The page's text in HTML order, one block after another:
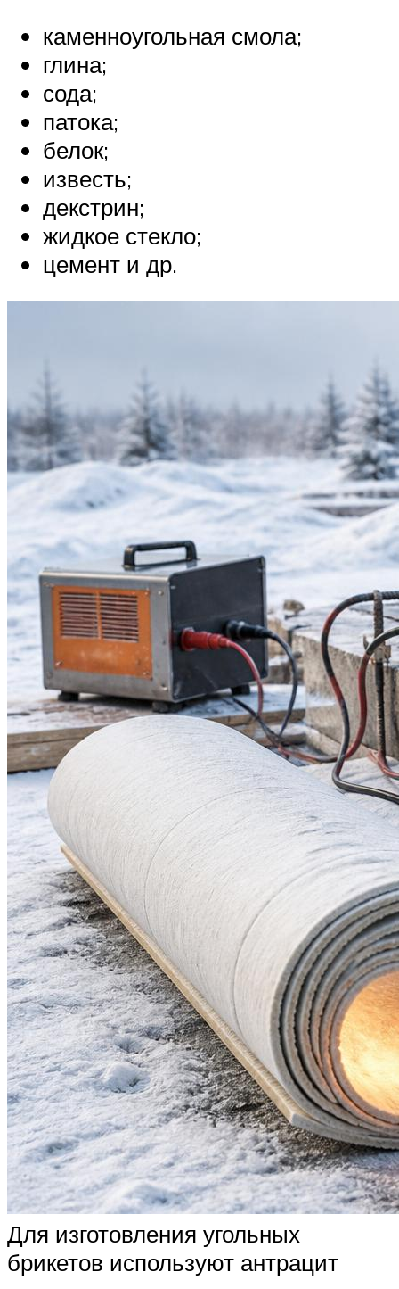
каменноугольная смола;
глина;
сода;
патока;
белок;
известь;
декстрин;
жидкое стекло;
цемент и др.
Для изготовления угольных
брикетов используют антрацит